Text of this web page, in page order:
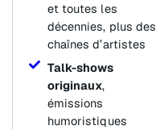
et toutes les
décennies, plus des
chaînes d’artistes
Talk-shows
originaux,
émissions
humoristiques